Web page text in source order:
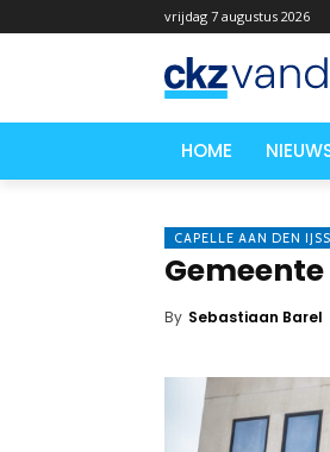
vrijdag 7 augustus 2026
HOME
CAPELLE AAN DEN
By Sebastiaan Barel